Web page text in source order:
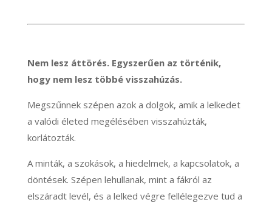
Nem lesz áttörés. Egyszerűen az történik,
hogy nem lesz többé visszahúzás.
Megszűnnek szépen azok a dolgok, amik a lelkedet
a valódi életed megélésében visszahúzták,
korlátozták.
A minták, a szokások, a hiedelmek, a kapcsolatok, a
döntések. Szépen lehullanak, mint a fákról az
elszáradt levél, és a lelked végre fellélegezve tud a